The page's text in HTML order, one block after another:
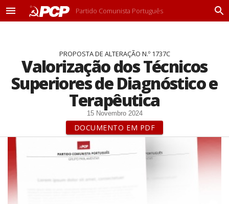
M
Partido Comunista Português
P
PROPOSTA DE ALTERAÇÃO N.º 1737C
Valorização dos Técnicos
Superiores de Diagnóstico e
Terapêutica
15 Novembro 2024
DOCUMENTO EM PDF